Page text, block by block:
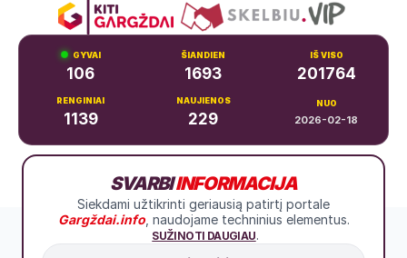
GYVAI
106
ŠIANDIEN
1693
IŠ VISO
201764
RENGINIAI
1139
NAUJIENOS
229
NUO
2026-02-18
+370 683 99766
SVARBIINFORMACIJA
Siekdami užtikrinti geriausią patirtį portale
Gargždai.info, naudojame techninius elementus.
SUŽINOTI DAUGIAU.